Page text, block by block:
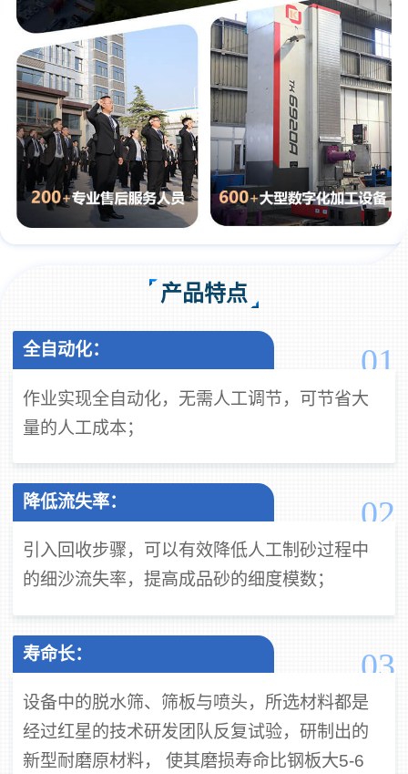
产品特点
01
全自动化：
作业实现全自动化，无需人工调节，可节省大
量的人工成本；
02
降低流失率：
引入回收步骤，可以有效降低人工制砂过程中
的细沙流失率，提高成品砂的细度模数；
03
寿命长：
设备中的脱水筛、筛板与喷头，所选材料都是
经过红星的技术研发团队反复试验，研制出的
新型耐磨原材料， 使其磨损寿命比钢板大5-6